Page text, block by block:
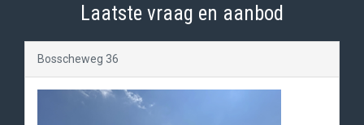
Laatste vraag en aanbod
Bosscheweg 36